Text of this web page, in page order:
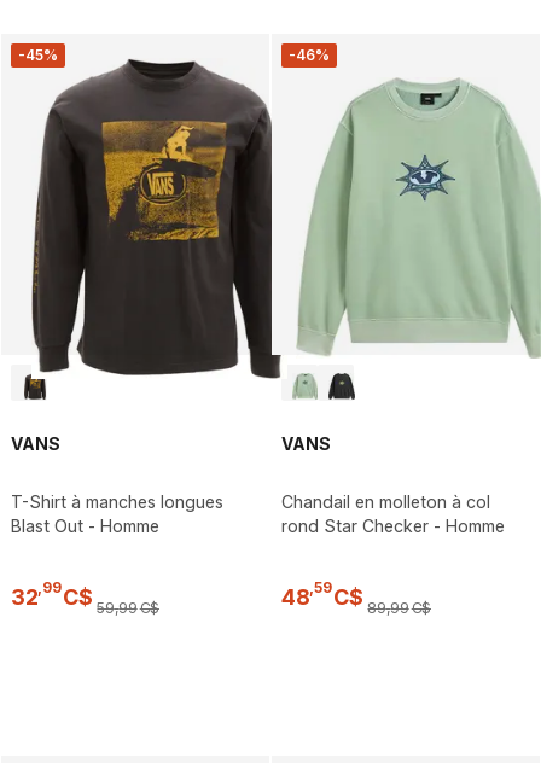
-45%
VANS
T-Shirt à manches longues
Blast Out - Homme
32 99C$ 59,99C$
-46%
VANS
Chandail en molleton à col
rond Star Checker - Homme
48 59C$ 89,99C$